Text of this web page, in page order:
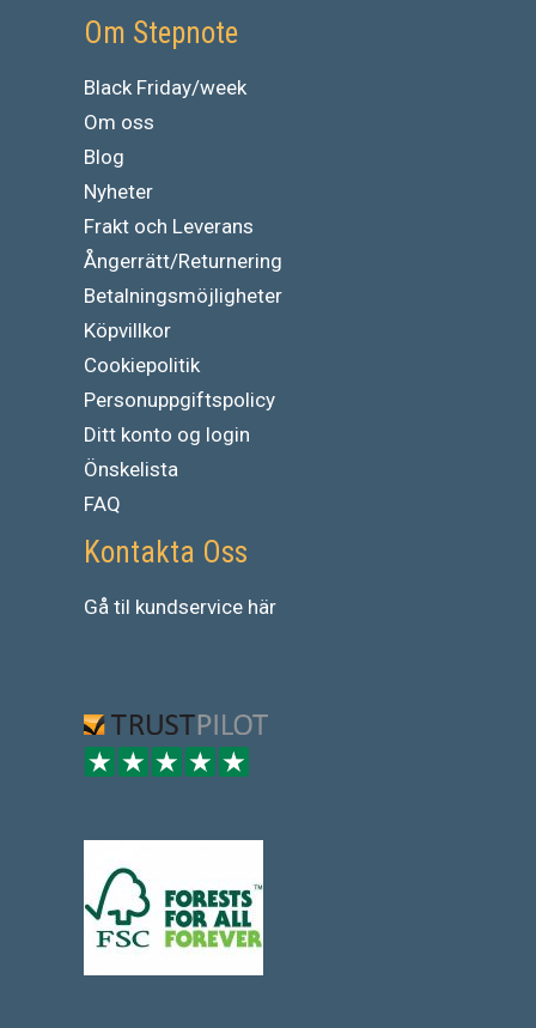
Om Stepnote
Black Friday/week
Om oss
Blog
Nyheter
Frakt och Leverans
Ångerrätt/Returnering
Betalningsmöjligheter
Köpvillkor
Cookiepolitik
Personuppgiftspolicy
Ditt konto og login
Önskelista
FAQ
Kontakta Oss
Gå til kundservice här